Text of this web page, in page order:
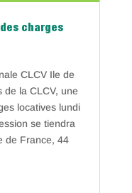
charges
CLCV Ile de
la CLCV, une
locatives lundi
se tiendra
de France, 44